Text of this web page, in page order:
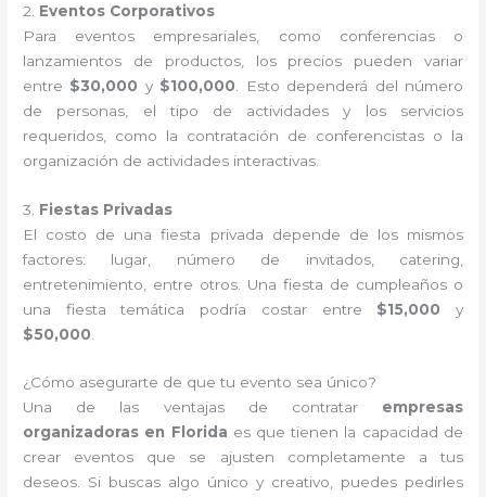
2. Eventos Corporativos
Para eventos empresariales, como conferencias o
lanzamientos de productos, los precios pueden variar
entre $30,000 y $100,000 . Esto dependerá del número
de personas, el tipo de actividades y los servicios
requeridos, como la contratación de conferencistas o la
organización de actividades interactivas.
3. Fiestas Privadas
El costo de una fiesta privada depende de los mismos
factores: lugar, número de invitados, catering,
entretenimiento, entre otros. Una fiesta de cumpleaños o
una fiesta temática podría costar entre $15,000 y
$50,000
¿Cómo asegurarte de que tu evento sea único?
Una de las ventajas de contratar empresas
organizadoras en Florida es que tienen la capacidad de
crear eventos que se ajusten completamente a tus
deseos. Si buscas algo único y creativo, puedes pedirles